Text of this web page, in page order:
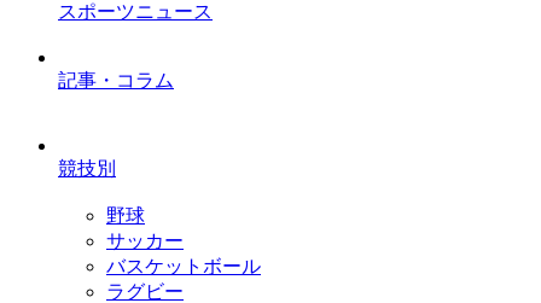
スポーツニュース
記事・コラム
競技別
野球
サッカー
バスケットボール
ラグビー